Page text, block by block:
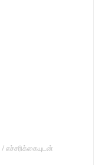
/எச்சரிக்கையுடன்